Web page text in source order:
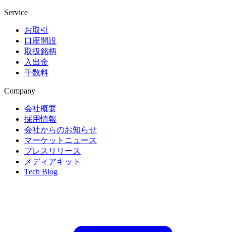
Service
お取引
口座開設
取扱銘柄
入出金
手数料
Company
会社概要
採用情報
会社からのお知らせ
マーケットニュース
プレスリリース
メディアキット
Tech Blog